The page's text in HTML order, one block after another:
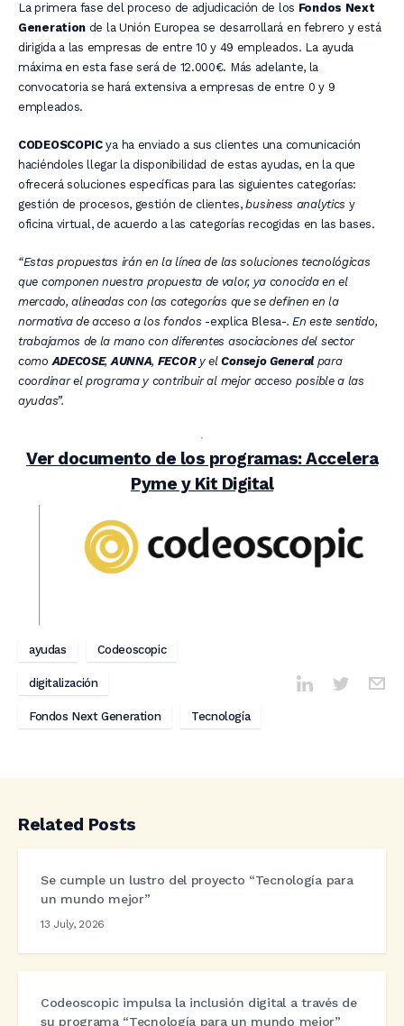
La primera fase del proceso de adjudicación de los Fondos Next
Generation de la Unión Europea se desarrollará en febrero y está
dirigida a las empresas de entre 10 y 49 empleados. La ayuda
máxima en esta fase será de 12.000€. Más adelante, la
convocatoria se hará extensiva a empresas de entre 0 y 9
empleados.
CODEOSCOPICya ha enviado a sus clientes una comunicación
haciéndoles llegar la disponibilidad de estas ayudas, en la que
ofrecerá soluciones específicas para las siguientes categorías:
gestión de procesos, gestión de clientes,business analytics y
oficina virtual, de acuerdo a las categorías recogidas en las bases.
“Estas propuestas irán en la línea de las soluciones tecnológicas
que componen nuestra propuesta de valor, ya conocida en el
mercado, alineadas con las categorías que se definen en la
normativa de acceso a los fondos -explica Blesa-. En este sentido,
trabajamos de la mano con diferentes asociaciones del sector
comoADECOSE,AUNNA, FECOR y elConsejo General para
coordinar el programa y contribuir al mejor acceso posible a las
ayudas”.
Ver documento de los programas: Accelera
Pyme y Kit Digital
ayudas Codeoscopic
digitalización
Fondos Next Generation Tecnología
Related Posts
Se cumple un lustro del proyecto “Tecnología para
un mundo mejor”
13 July, 2026
Codeoscopic impulsa la inclusión digital a través de
su programa “Tecnología para un mundo mejor”